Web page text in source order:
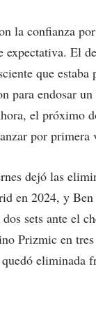
la confianza
El
que
para endosar
el próximo
por
dejó las
en 2024, y
sets ante el
Prizmic en
eliminada